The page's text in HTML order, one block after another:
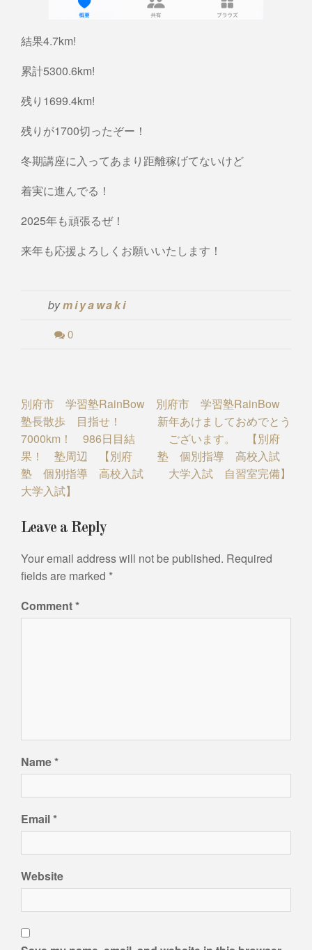
結果4.7km!
累計5300.6km!
残り1699.4km!
残りが1700切ったぞー！
冬期講座に入ってあまり距離稼げてないけど
着実に進んでる！
2025年も頑張るぜ！
来年も応援よろしくお願いいたします！
bymiyawaki
0
Post
navigation
別府市 学習塾RainBow
塾長散歩 目指せ！
7000km！ 986日目結
果！ 塾周辺 【別府
塾 個別指導 高校入試
大学入試】
別府市 学習塾RainBow
新年あけましておめでとう
ございます。 【別府
塾 個別指導 高校入試
大学入試 自習室完備】
Leave a Reply
Your email address will not be published. Required
fields are marked *
Comment*
Name*
Email*
Website